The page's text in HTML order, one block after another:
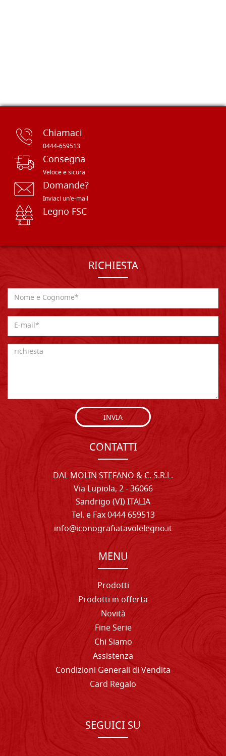
Chiamaci
0444-659513
Consegna
Veloce e sicura
Domande?
Inviaci un'e-mail
Legno FSC
RICHIESTA
INVIA
CONTATTI
DAL MOLIN STEFANO & C. S.R.L.
Via Lupiola, 2 - 36066
Sandrigo (VI) ITALIA
Tel. e Fax 0444 659513
info@iconografiatavolelegno.it
MENU
Prodotti
Prodotti in offerta
Novità
Fine Serie
Chi Siamo
Assistenza
Condizioni Generali di Vendita
Card Regalo
SEGUICI SU